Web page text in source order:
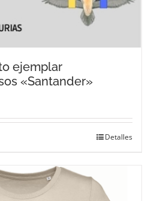
ejemplar
«Santander»
Detalles